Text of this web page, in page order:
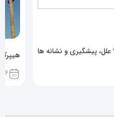
پیشگیری و نشانه ها
1166